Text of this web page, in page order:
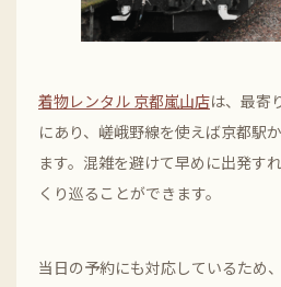
着物レンタル 京都嵐山店は、最寄
にあり、嵯峨野線を使えば京都駅
ます。混雑を避けて早めに出発す
くり巡ることができます。
当日の予約にも対応しているため